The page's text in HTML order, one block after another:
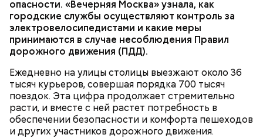
опасности. «Вечерняя Москва» узнала, как
городские службы осуществляют контроль за
электровелосипедистами и какие меры
принимаются в случае несоблюдения Правил
дорожного движения (ПДД).
Ежедневно на улицы столицы выезжают около 36
тысяч курьеров, совершая порядка 700 тысяч
поездок. Эта цифра продолжает стремительно
расти, и вместе с ней растет потребность в
обеспечении безопасности и комфорта пешеходов
и других участников дорожного движения.